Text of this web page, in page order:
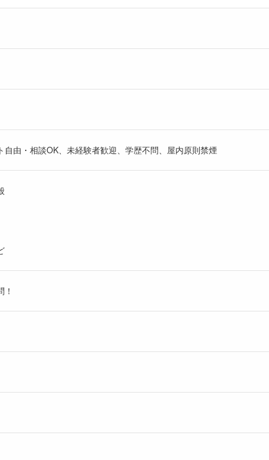
自由・相談OK、未経験者歓迎、学歴不問、屋内原則禁煙